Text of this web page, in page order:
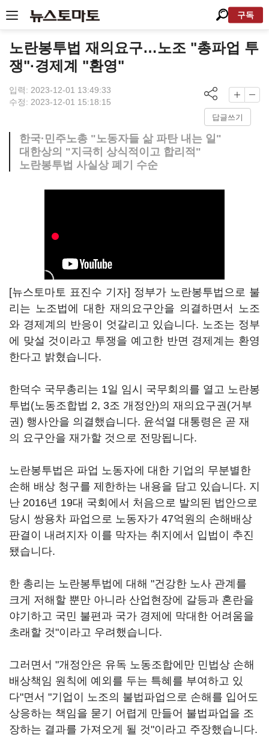
구독
노란봉투법 재의요구…노조 "총파업 투
쟁"·경제계 "환영"
입력: 2023-12-01 13:49:33
수정: 2023-12-01 15:18:15
답글쓰기
한국·민주노총 "노동자들 삶 파탄 내는 일"
대한상의 "지극히 상식적이고 합리적"
노란봉투법 사실상 폐기 수순
[뉴스토마토 표진수 기자] 정부가 노란봉투법으로 불
리는 노조법에 대한 재의요구안을 의결하면서 노조
와 경제계의 반응이 엇갈리고 있습니다. 노조는 정부
에 맞설 것이라고 투쟁을 예고한 반면 경제계는 환영
한다고 밝혔습니다.
한덕수 국무총리는 1일 임시 국무회의를 열고 노란봉
투법(노동조합법 2, 3조 개정안)의 재의요구권(거부
권) 행사안을 의결했습니다. 윤석열 대통령은 곧 재
의 요구안을 재가할 것으로 전망됩니다.
노란봉투법은 파업 노동자에 대한 기업의 무분별한
손해 배상 청구를 제한하는 내용을 담고 있습니다. 지
난 2016년 19대 국회에서 처음으로 발의된 법안으로
당시 쌍용차 파업으로 노동자가 47억원의 손해배상
판결이 내려지자 이를 막자는 취지에서 입법이 추진
됐습니다.
한 총리는 노란봉투법에 대해 "건강한 노사 관계를
크게 저해할 뿐만 아니라 산업현장에 갈등과 혼란을
야기하고 국민 불편과 국가 경제에 막대한 어려움을
초래할 것"이라고 우려했습니다.
그러면서 "개정안은 유독 노동조합에만 민법상 손해
배상책임 원칙에 예외를 두는 특혜를 부여하고 있
다"면서 "기업이 노조의 불법파업으로 손해를 입어도
상응하는 책임을 묻기 어렵게 만들어 불법파업을 조
장하는 결과를 가져오게 될 것"이라고 주장했습니다.